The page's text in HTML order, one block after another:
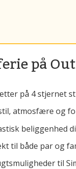
på
på 4 stjernet
atmosfære og
beliggenhed
til både par og
til